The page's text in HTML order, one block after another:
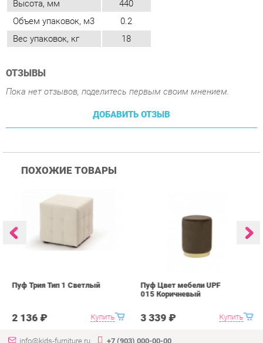
Пока нет отзывов, поделитесь первым своим мнением.
ДОБАВИТЬ ОТЗЫВ
ПОХОЖИЕ ТОВАРЫ
Купить
Пуф Трия Тип 1 Светлый
2 136 ₽
КАТАЛОГ
Диваны
Комоды
ИНФОРМАЦИЯ
Контакты
Дизайн
ГОРОДА
Екатеринбург